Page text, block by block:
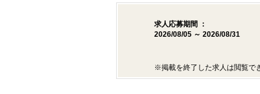
求人応募期間 ：
2026/08/05 ～ 2026/08/31
※掲載を終了した求人は閲覧で